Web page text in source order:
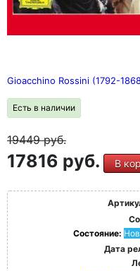
Gioacchino Rossini (1792-
Есть в наличии
19449руб.
17816 руб. В
Состояние:
Дата